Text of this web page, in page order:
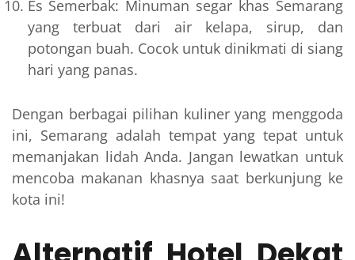
Es Semerbak: Minuman segar khas Semarang
yang terbuat dari air kelapa, sirup, dan
potongan buah. Cocok untuk dinikmati di siang
hari yang panas.
Dengan berbagai pilihan kuliner yang menggoda
ini, Semarang adalah tempat yang tepat untuk
memanjakan lidah Anda. Jangan lewatkan untuk
mencoba makanan khasnya saat berkunjung ke
kota ini!